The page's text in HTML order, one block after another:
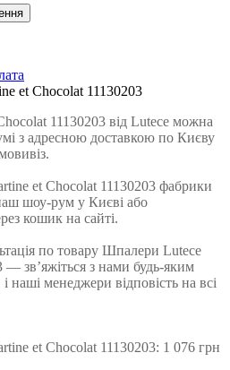
et Chocolat 11130203
11130203 від Lutece можна
з адресною доставкою по Києву
et Chocolat 11130203 фабрики
шоу-рум у Києві або
кошик на сайті.
по товару Шпалери Lutece
— зв’яжіться з нами будь-яким
наші менеджери відповість на всі
et Chocolat 11130203: 1 076 грн